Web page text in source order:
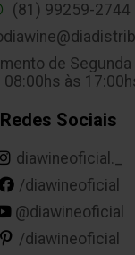
(81) 99259-2744
de Segunda
08:00hs às
Redes Sociais
diawineoficial._
/diawineoficial
@diawineoficial
/diawineoficial